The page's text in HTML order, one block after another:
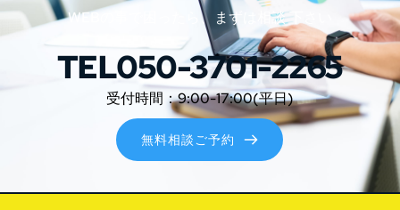
WEBの事で困ったら、まずは相談 下さい
TEL050-3701-2265
受付時間：9:00-17:00(平日)
無料相談ご予約